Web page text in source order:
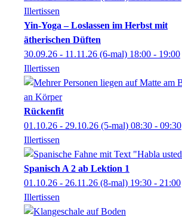
Illertissen
Yin-Yoga – Loslassen im Herbst mit
ätherischen Düften
30.09.26 - 11.11.26 (6-mal) 18:00 - 19:00
Illertissen
Rückenfit
01.10.26 - 29.10.26 (5-mal) 08:30 - 09:30
Illertissen
Spanisch A 2 ab Lektion 1
01.10.26 - 26.11.26 (8-mal) 19:30 - 21:00
Illertissen